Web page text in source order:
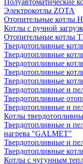
Полуавтоматические
Электрокотлы ZOTA
Отопительные котлы
Котлы с ручной
Отопительные котлы
Твердотопливные
Твердотопливные
Твердотопливные
Твердотопливные
Твердотопливные
Твердотопливные и
Твердотопливные
Твердотопливные и
Котлы
Твердотопливные и
нагрева "GALMET"
Твердотопливные и
Твердотопливные
Котлы с чугунным